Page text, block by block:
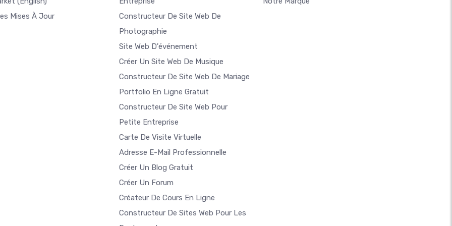
Mises À Jour
Constructeur De Site Web De
Photographie
Site Web D'événement
Créer Un Site Web De Musique
Constructeur De Site Web De Mariage
Portfolio En Ligne Gratuit
Constructeur De Site Web Pour
Petite Entreprise
Carte De Visite Virtuelle
Adresse E-Mail Professionnelle
Créer Un Blog Gratuit
Créer Un Forum
Créateur De Cours En Ligne
Constructeur De Sites Web Pour Les